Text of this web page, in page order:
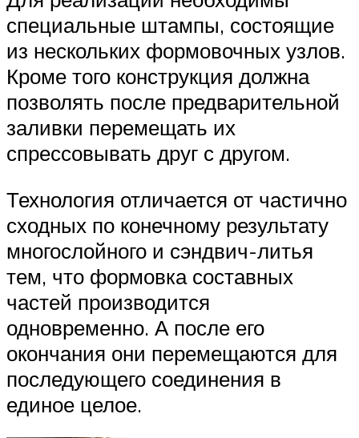
специальные штампы, состоящие
из нескольких формовочных узлов.
Кроме того конструкция должна
позволять после предварительной
заливки перемещать их
спрессовывать друг с другом.
Технология отличается от частично
сходных по конечному результату
многослойного и сэндвич-литья
тем, что формовка составных
частей производится
одновременно. А после его
окончания они перемещаются для
последующего соединения в
единое целое.